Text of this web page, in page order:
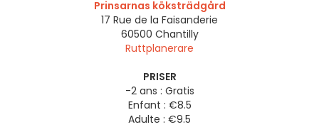
Prinsarnas köksträdgård
17 Rue de la Faisanderie
60500 Chantilly
Ruttplanerare
PRISER
-2 ans : Gratis
Enfant : €8.5
Adulte : €9.5